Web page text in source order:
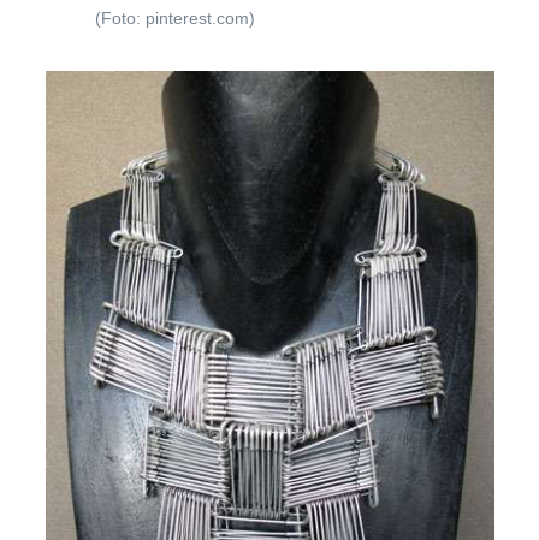
(Foto: pinterest.com)